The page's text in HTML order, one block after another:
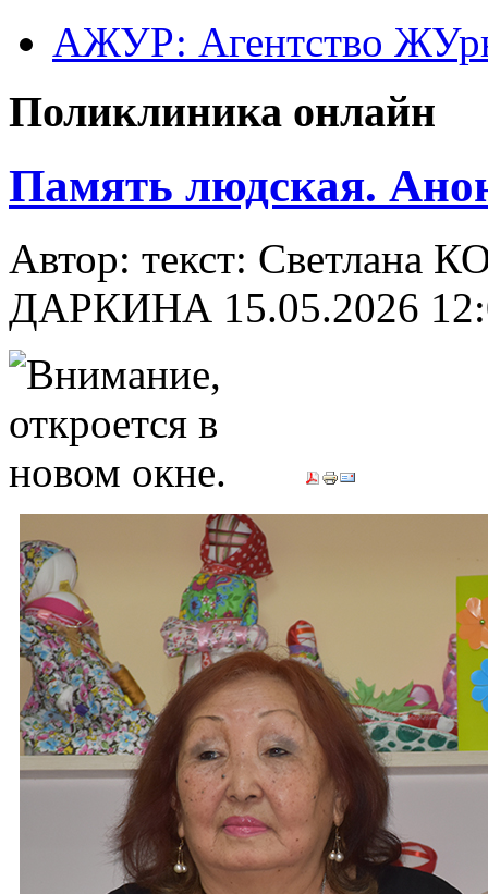
АЖУР: Агентство
Поликлиника онлайн
Память людская.
Автор: текст: Светлана
ДАРКИНА 15.05.2026